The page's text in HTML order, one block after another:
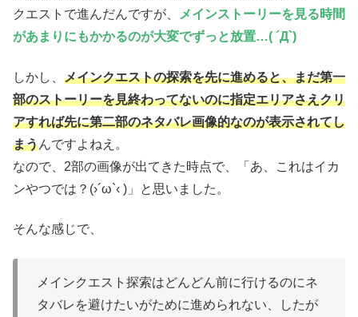
クエストで進んだんですが、
メインストーリーを見る時間
があまりにもかかるのが大変でずっと放置…( ´Д`)
しかし、 メインクエストの探索を先に進めると、まだ第一
部のストーリーを見終わってないのに指定エリアさえクリ
アすれば先に第二部のネタバレ画像的なのが表示されてし
まうんですよねえ。
なので、2部の画像が出てきた時点で、「あ、これはイカ
ンやつでは？(›´ω`‹ )」と思いました。
そんな感じで、
メインクエスト探索はどんどん前に行けるのにネ
タバレを避けたいがために進められない、したが